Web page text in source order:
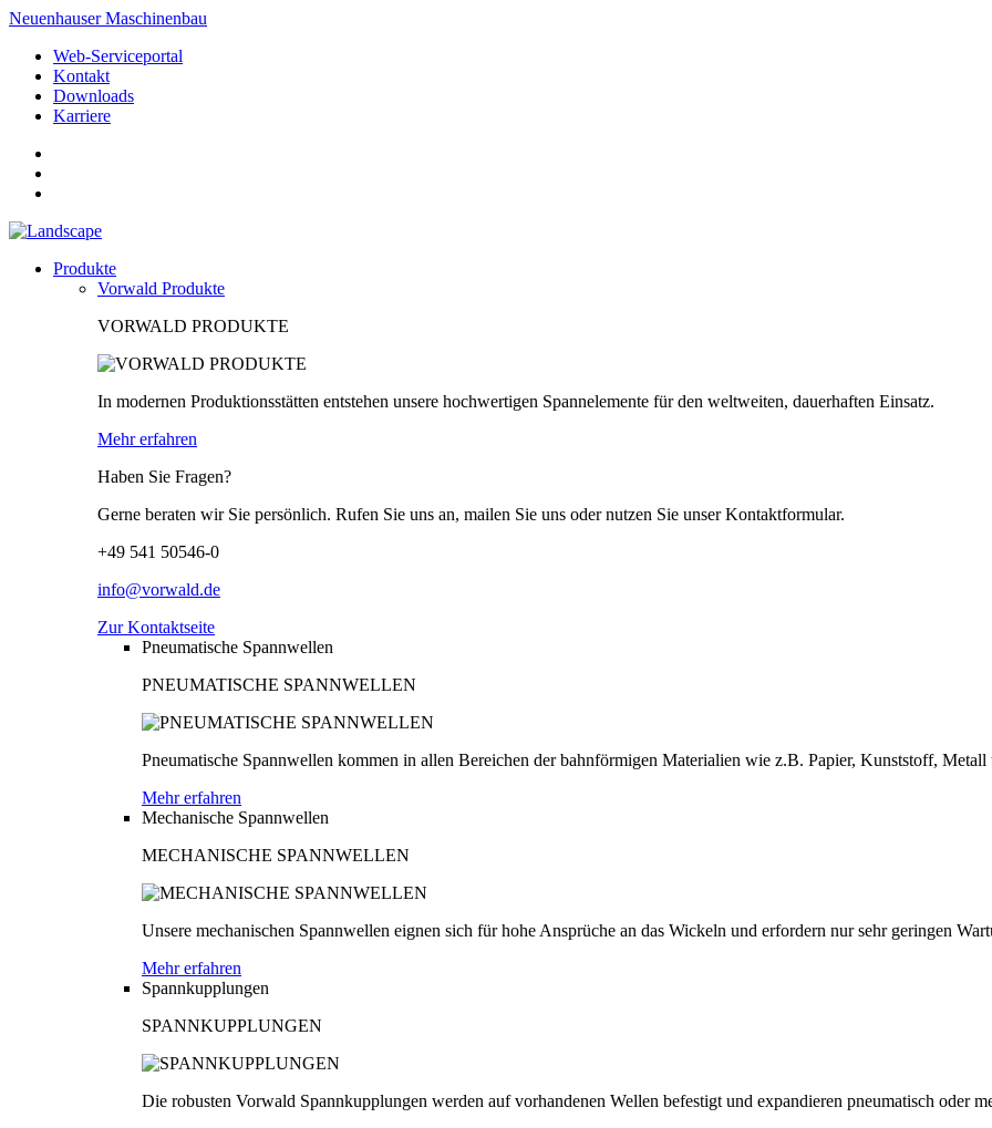
Neuenhauser Maschinenbau
Web-Serviceportal
Kontakt
Downloads
Karriere
Produkte
Vorwald Produkte
VORWALD PRODUKTE
In modernen Produktionsstätten entstehen unsere hochwertigen Spannelemente für den weltweiten, dauerhaften Einsatz.
Mehr erfahren
Haben Sie Fragen?
Gerne beraten wir Sie persönlich. Rufen Sie uns an, mailen Sie uns oder nutzen Sie unser Kontaktformular.
+49 541 50546-0
info@vorwald.de
Zur Kontaktseite
Pneumatische Spannwellen
PNEUMATISCHE SPANNWELLEN
Pneumatische Spannwellen kommen in allen Bereichen der bahnförmigen Materialien wie z.B. Papier, Kunststoff,
Mehr erfahren
Mechanische Spannwellen
MECHANISCHE SPANNWELLEN
Unsere mechanischen Spannwellen eignen sich für hohe Ansprüche an das Wickeln und erfordern nur sehr geringen
Mehr erfahren
Spannkupplungen
SPANNKUPPLUNGEN
Die robusten Vorwald Spannkupplungen werden auf vorhandenen Wellen befestigt und expandieren pneumatisch oder